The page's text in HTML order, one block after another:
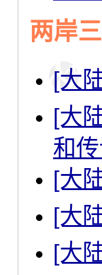
两岸
[大
[大
和
[大
[大
[大